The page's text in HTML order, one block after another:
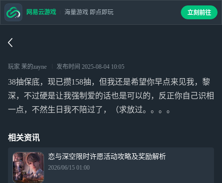
玩家 茉的zayne 发布时间 2025-08-04 10:05
38抽保底，现已攒158抽，但我还是希望你早点来见我，黎
深，不过硬是让我强制爱的话也是可以的，反正你自己识相
一点，不然生日我不陪过了，（求放过。。。。
相关资讯
恋与深空限时许愿活动攻略及奖励解析
2026/06/15 01:00
网易云游戏 海量游戏 即点即玩 立刻前往